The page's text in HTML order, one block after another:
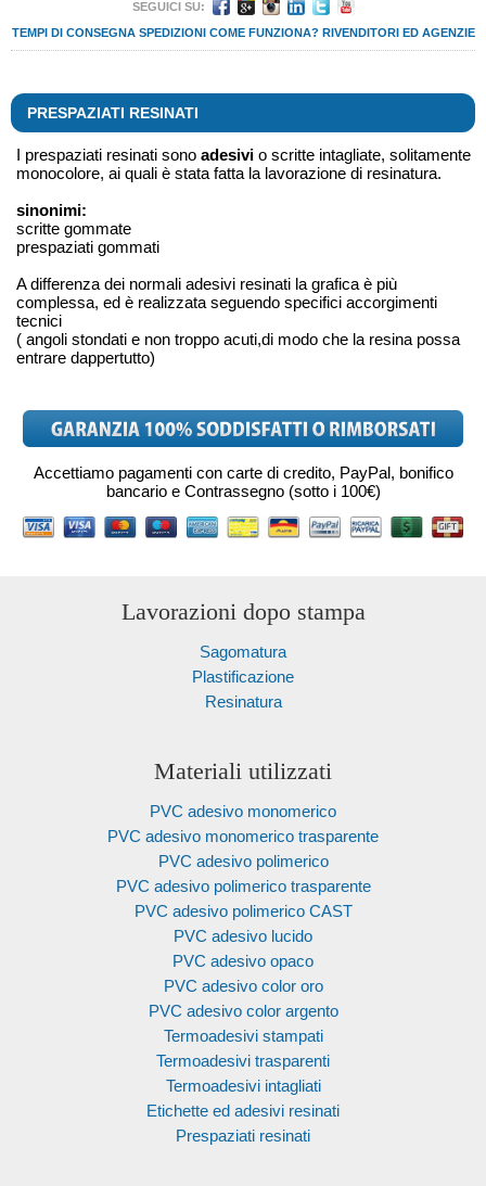
SEGUICI SU:
TEMPI DI CONSEGNA SPEDIZIONI COME FUNZIONA? RIVENDITORI ED AGENZIE
PRESPAZIATI RESINATI
I prespaziati resinati sono adesivi o scritte intagliate, solitamente
monocolore, ai quali è stata fatta la lavorazione di resinatura.
sinonimi:
scritte gommate
prespaziati gommati
A differenza dei normali adesivi resinati la grafica è più
complessa, ed è realizzata seguendo specifici accorgimenti
tecnici
( angoli stondati e non troppo acuti,di modo che la resina possa
entrare dappertutto)
Accettiamo pagamenti con carte di credito, PayPal, bonifico
bancario e Contrassegno (sotto i 100€)
Lavorazioni dopo stampa
Sagomatura
Plastificazione
Resinatura
Materiali utilizzati
PVC adesivo monomerico
PVC adesivo monomerico trasparente
PVC adesivo polimerico
PVC adesivo polimerico trasparente
PVC adesivo polimerico CAST
PVC adesivo lucido
PVC adesivo opaco
PVC adesivo color oro
PVC adesivo color argento
Termoadesivi stampati
Termoadesivi trasparenti
Termoadesivi intagliati
Etichette ed adesivi resinati
Prespaziati resinati